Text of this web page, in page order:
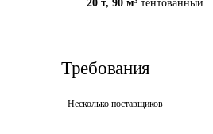
20 т, 90 м³ тентованный
Требования
Несколько поставщиков